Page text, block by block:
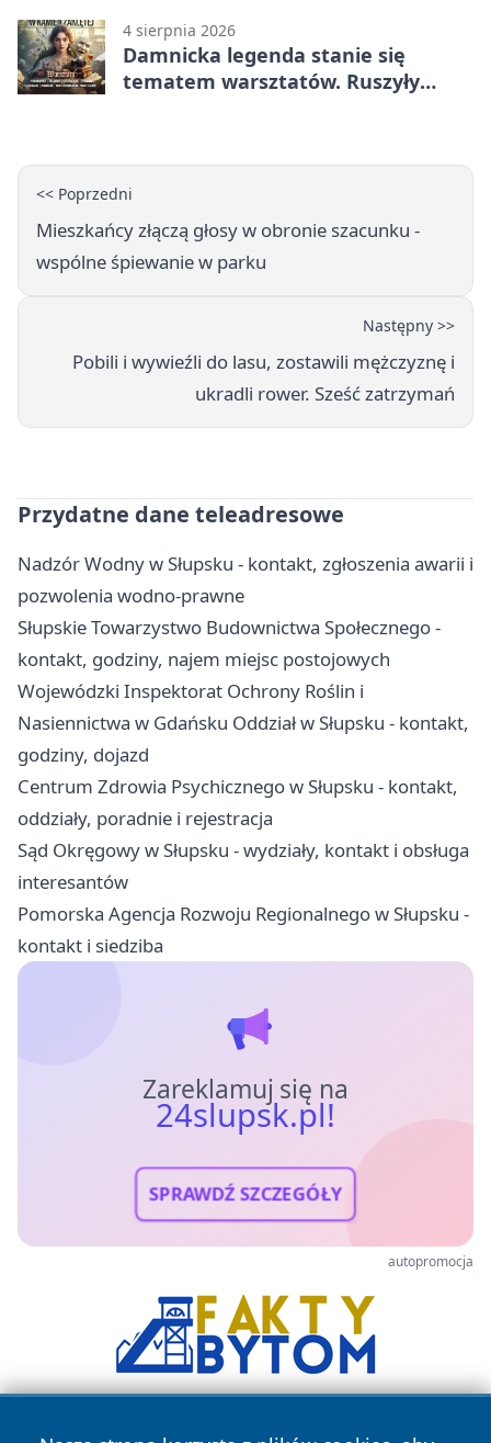
4 sierpnia 2026
Damnicka legenda stanie się
tematem warsztatów. Ruszyły
<< Poprzedni
Mieszkańcy złączą głosy w obronie szacunku -
wspólne śpiewanie w parku
Następny >>
Pobili i wywieźli do lasu, zostawili mężczyznę i
ukradli rower. Sześć zatrzymań
Przydatne dane teleadresowe
Nadzór Wodny w Słupsku - kontakt, zgłoszenia awarii i
pozwolenia wodno-prawne
Słupskie Towarzystwo Budownictwa Społecznego -
kontakt, godziny, najem miejsc postojowych
Wojewódzki Inspektorat Ochrony Roślin i
Nasiennictwa w Gdańsku Oddział w Słupsku - kontakt,
godziny, dojazd
Centrum Zdrowia Psychicznego w Słupsku - kontakt,
oddziały, poradnie i rejestracja
Sąd Okręgowy w Słupsku - wydziały, kontakt i obsługa
interesantów
Pomorska Agencja Rozwoju Regionalnego w Słupsku -
kontakt i siedziba
Zareklamuj się na
24slupsk.pl!
SPRAWDŹ SZCZEGÓŁY
autopromocja